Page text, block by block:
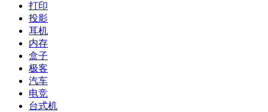
打印
投影
耳机
内存
盒子
极客
汽车
电竞
台式机